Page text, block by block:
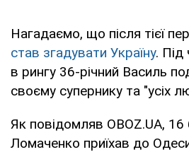
Нагадаємо, що після тієї
став згадувати Україну. Під
в рингу 36-річний Василь
своєму супернику та "усіх
Як повідомляв OBOZ.UA, 16
Ломаченко приїхав до